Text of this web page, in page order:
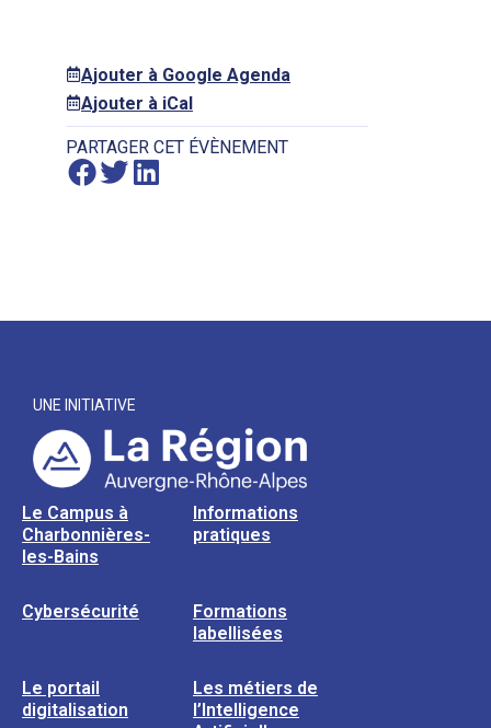
Ajouter à Google Agenda
Ajouter à iCal
PARTAGER CET ÉVÈNEMENT
UNE INITIATIVE
Le Campus à
Charbonnières-
les-Bains
Informations
pratiques
Cybersécurité
Formations
labellisées
Le portail
digitalisation
Les métiers de
l’Intelligence